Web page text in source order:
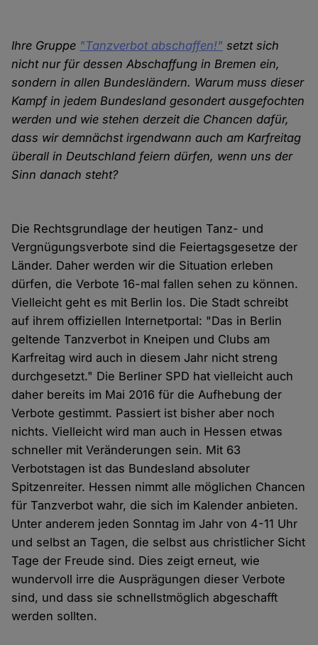
Ihre Gruppe "Tanzverbot abschaffen!" setzt sich
nicht nur für dessen Abschaffung in Bremen ein,
sondern in allen Bundesländern. Warum muss dieser
Kampf in jedem Bundesland gesondert ausgefochten
werden und wie stehen derzeit die Chancen dafür,
dass wir demnächst irgendwann auch am Karfreitag
überall in Deutschland feiern dürfen, wenn uns der
Sinn danach steht?
Die Rechtsgrundlage der heutigen Tanz- und
Vergnügungsverbote sind die Feiertagsgesetze der
Länder. Daher werden wir die Situation erleben
dürfen, die Verbote 16-mal fallen sehen zu können.
Vielleicht geht es mit Berlin los. Die Stadt schreibt
auf ihrem offiziellen Internetportal: "Das in Berlin
geltende Tanzverbot in Kneipen und Clubs am
Karfreitag wird auch in diesem Jahr nicht streng
durchgesetzt." Die Berliner SPD hat vielleicht auch
daher bereits im Mai 2016 für die Aufhebung der
Verbote gestimmt. Passiert ist bisher aber noch
nichts. Vielleicht wird man auch in Hessen etwas
schneller mit Veränderungen sein. Mit 63
Verbotstagen ist das Bundesland absoluter
Spitzenreiter. Hessen nimmt alle möglichen Chancen
für Tanzverbot wahr, die sich im Kalender anbieten.
Unter anderem jeden Sonntag im Jahr von 4-11 Uhr
und selbst an Tagen, die selbst aus christlicher Sicht
Tage der Freude sind. Dies zeigt erneut, wie
wundervoll irre die Ausprägungen dieser Verbote
sind, und dass sie schnellstmöglich abgeschafft
werden sollten.